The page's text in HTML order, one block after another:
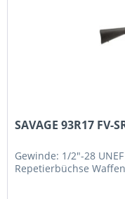
SAVAGE 93R17 FV-
Gewinde: 1/2"-28
Repetierbüchse